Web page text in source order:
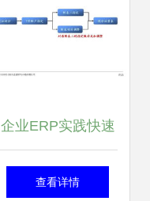
企业ERP实践快速
上手 从金蝶资料到
查看详情